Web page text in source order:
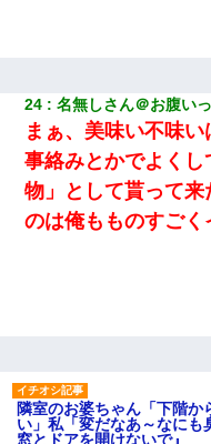
24 名無しさん＠お腹いっ
まぁ、美味い不味
事絡みとかでよく
物」として貰って
のは俺もものすごく
隣室のお婆ちゃん「下階か
い」私「変だなあ～なに
窓とドアを開けないで』